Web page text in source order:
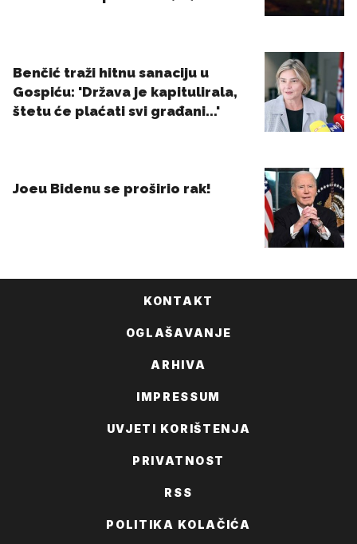
KONTAKT
OGLAŠAVANJE
ARHIVA
IMPRESSUM
UVJETI KORIŠTENJA
PRIVATNOST
RSS
POLITIKA KOLAČIĆA